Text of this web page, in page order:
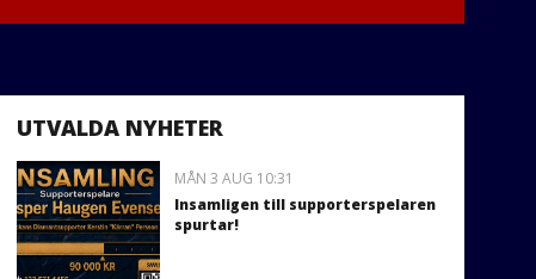
UTVALDA NYHETER
MÅN 3 AUG 10:31
Insamligen till supporterspelaren
spurtar!